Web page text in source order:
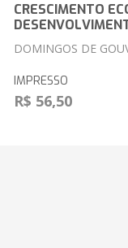
CRESCIMENTO
DOMINGOS DE
IMPRESSO
R$ 56,50